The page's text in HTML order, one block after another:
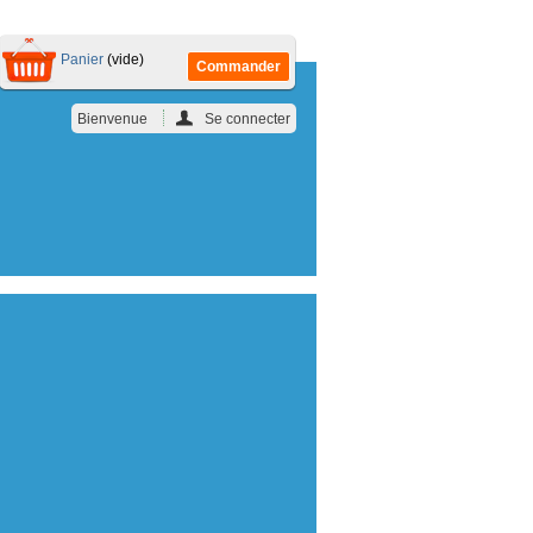
Panier Commander
(vide)
Bienvenue Se connecter